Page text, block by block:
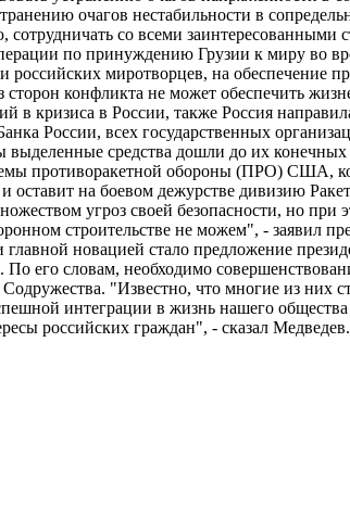
очагов нестабильности в
со всеми
по принуждению Грузии к миру во
миротворцев, на
конфликта не может обеспечить
в кризиса в России, также Россия
России, всех государственных
средства дошли до их
противоракетной обороны (ПРО) США,
на боевом дежурстве дивизию
угроз своей безопасности, но
строительстве не можем", - заявил
новацией стало предложение
его словам, необходимо
"Известно, что многие из них
интеграции в жизнь нашего
российских граждан", - сказал Медведев.